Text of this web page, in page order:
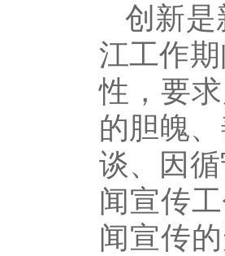
创新是
江工作
性，要
的胆魄
谈、因
闻宣传
闻宣传